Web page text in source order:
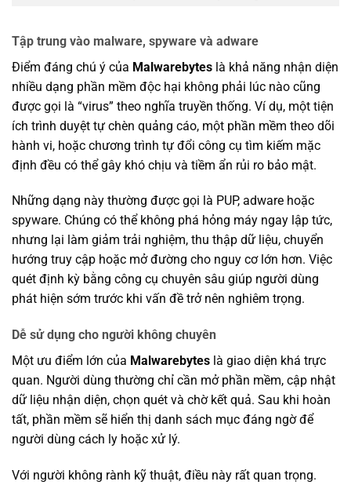
Tập trung vào malware, spyware và adware
Điểm đáng chú ý của Malwarebytes là khả năng nhận diện
nhiều dạng phần mềm độc hại không phải lúc nào cũng
được gọi là “virus” theo nghĩa truyền thống. Ví dụ, một tiện
ích trình duyệt tự chèn quảng cáo, một phần mềm theo dõi
hành vi, hoặc chương trình tự đổi công cụ tìm kiếm mặc
định đều có thể gây khó chịu và tiềm ẩn rủi ro bảo mật.
Những dạng này thường được gọi là PUP, adware hoặc
spyware. Chúng có thể không phá hỏng máy ngay lập tức,
nhưng lại làm giảm trải nghiệm, thu thập dữ liệu, chuyển
hướng truy cập hoặc mở đường cho nguy cơ lớn hơn. Việc
quét định kỳ bằng công cụ chuyên sâu giúp người dùng
phát hiện sớm trước khi vấn đề trở nên nghiêm trọng.
Dễ sử dụng cho người không chuyên
Một ưu điểm lớn của Malwarebytes là giao diện khá trực
quan. Người dùng thường chỉ cần mở phần mềm, cập nhật
dữ liệu nhận diện, chọn quét và chờ kết quả. Sau khi hoàn
tất, phần mềm sẽ hiển thị danh sách mục đáng ngờ để
người dùng cách ly hoặc xử lý.
Với người không rành kỹ thuật, điều này rất quan trọng.